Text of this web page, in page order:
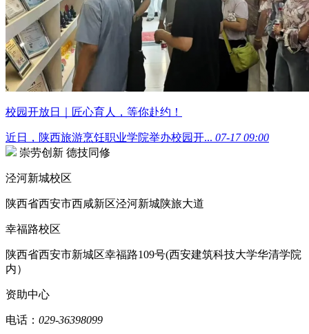
校园开放日｜匠心育人，等你赴约！
近日，陕西旅游烹饪职业学院举办校园开... 07-17 09:00
崇劳创新 德技同修
泾河新城校区
陕西省西安市西咸新区泾河新城陕旅大道
幸福路校区
陕西省西安市新城区幸福路109号(西安建筑科技大学华清学院
内）
资助中心
电话： 029-36398099